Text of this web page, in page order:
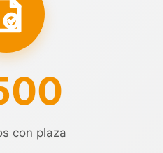
con plaza